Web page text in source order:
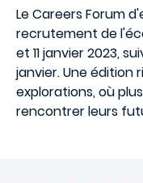
Le Careers Forum
recrutement de
et 11 janvier 2023,
janvier. Une édition
explorations, où
rencontrer leurs